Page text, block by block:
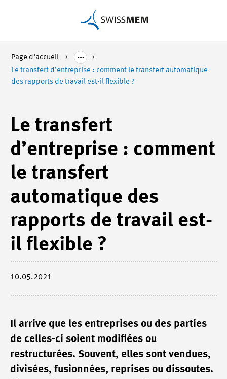
Page d’accueil
Le transfert d’entreprise : comment le transfert automatique
des rapports de travail est-il flexible ?
Le transfert
d’entreprise : comment
le transfert
automatique des
rapports de travail est-
il flexible ?
10.05.2021
Il arrive que les entreprises ou des parties
de celles-ci soient modifiées ou
restructurées. Souvent, elles sont vendues,
divisées, fusionnées, reprises ou dissoutes.